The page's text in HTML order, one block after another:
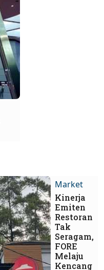
Market
Kinerja
Emiten
Restoran
Tak
Seragam,
FORE
Melaju
Kencang